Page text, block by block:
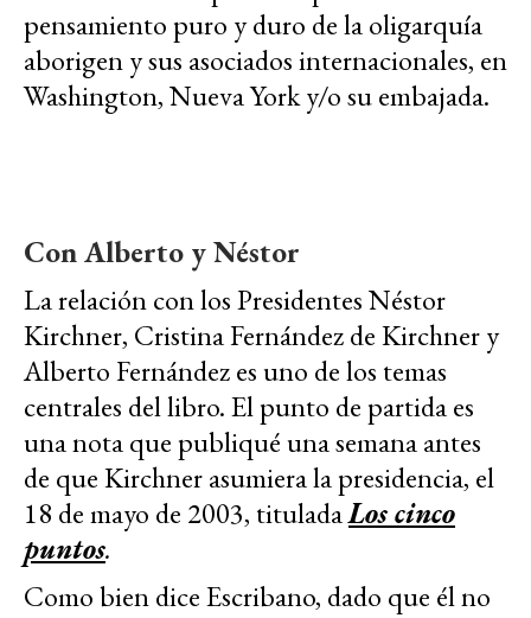
pensamiento puro y duro de la oligarquía
aborigen y sus asociados internacionales, en
Washington, Nueva York y/o su embajada.
Con Alberto y Néstor
La relación con los Presidentes Néstor
Kirchner, Cristina Fernández de Kirchner y
Alberto Fernández es uno de los temas
centrales del libro. El punto de partida es
una nota que publiqué una semana antes
de que Kirchner asumiera la presidencia, el
18 de mayo de 2003, tituladaLos cinco
puntos.
Como bien dice Escribano, dado que él no